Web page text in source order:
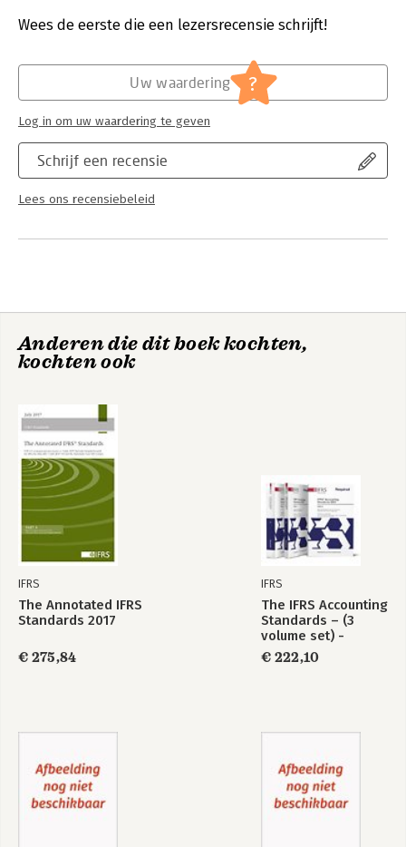
Verschijningsdatum:
1-4-2026
Financieel management
Accountancy en administratie
Serie:
The Annotated IFRS Standards (Red
Wees de eerste die een lezersrecensie schrijft!
Schrijf een recensie
Lees ons recensiebeleid
Uw waardering ?
Log in om uw waardering te geven
Anderen die dit boek kochten,
kochten ook
IFRS
The Annotated IFRS
Standards 2017
€ 275,84
IFRS
The IFRS Accounting
Standards – (3
volume set) -
Required (blue
book) 1 January
€ 222,10